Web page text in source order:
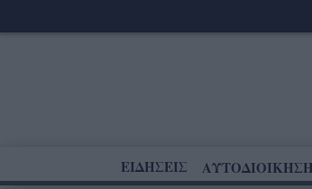
ΕΙΔΗΣΕΙΣ ΑΥΤΟΔΙΟΙΚΗΣΗ